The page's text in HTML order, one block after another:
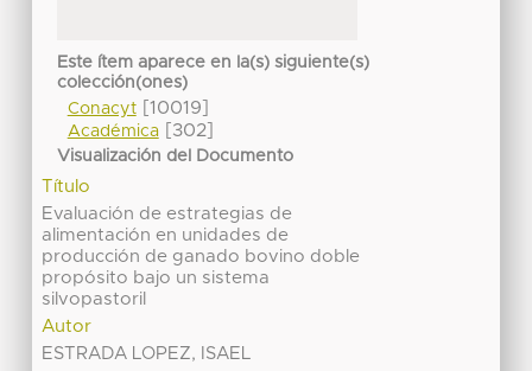
Este ítem aparece en la(s) siguiente(s)
colección(ones)
Conacyt[10019]
Académica[302]
Visualización del Documento
Título
Evaluación de estrategias de
alimentación en unidades de
producción de ganado bovino doble
propósito bajo un sistema
silvopastoril
Autor
ESTRADA LOPEZ, ISAEL